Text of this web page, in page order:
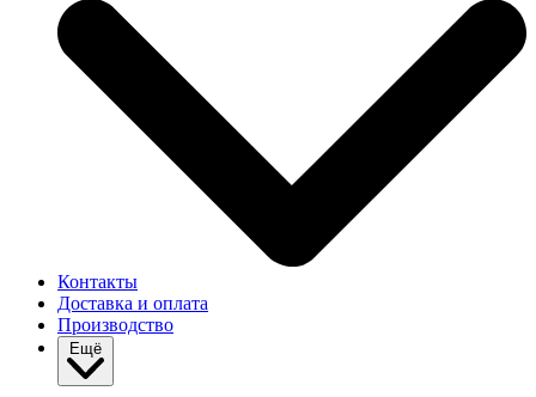
Контакты
Доставка и оплата
Производство